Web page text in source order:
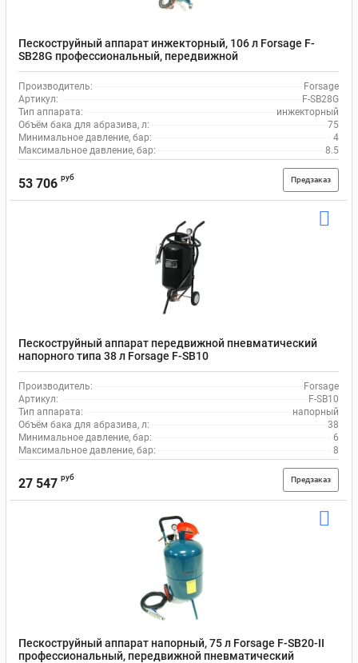
Пескоструйный аппарат инжекторный, 106 л Forsage F-
SB28G профессиональный, передвижной
Производитель:
Forsage
Артикул:
F-SB28G
Тип аппарата:
инжекторный
Объём бака для абразива, л:
75
Минимальное давление, бар:
4
Максимальное давление, бар:
8.5
53 706 руб Предзаказ
Пескоструйный аппарат передвижной пневматический
напорного типа 38 л Forsage F-SB10
Производитель:
Forsage
Артикул:
F-SB10
Тип аппарата:
напорный
Объём бака для абразива, л:
38
Минимальное давление, бар:
6
Максимальное давление, бар:
8
27 547 руб Предзаказ
Пескоструйный аппарат напорный, 75 л Forsage F-SB20-II
профессиональный, передвижной пневматический